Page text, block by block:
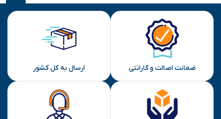
ضمانت اصالت و گارانتی ارسال به کل کشور